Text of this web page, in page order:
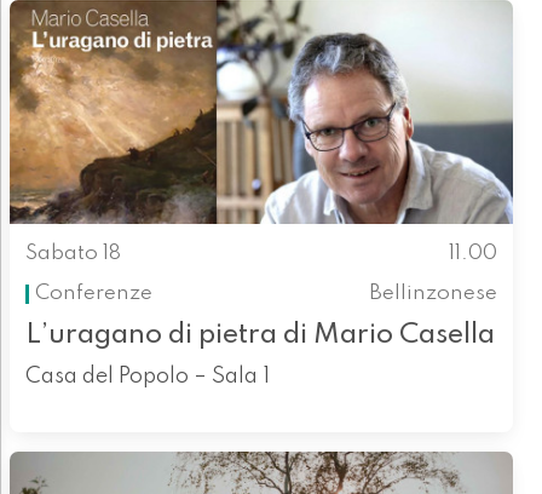
Sabato 18
11.00
Conferenze
Bellinzonese
L’uragano di pietra di Mario Casella
Casa del Popolo – Sala 1